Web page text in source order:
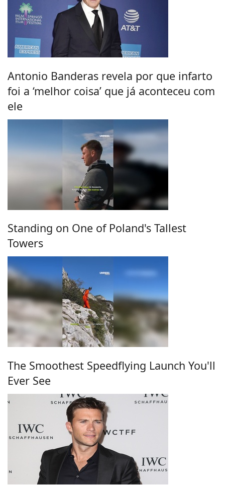
Antonio Banderas revela por que infarto
foi a ‘melhor coisa’ que já aconteceu com
ele
Standing on One of Poland's Tallest
Towers
The Smoothest Speedflying Launch You'll
Ever See